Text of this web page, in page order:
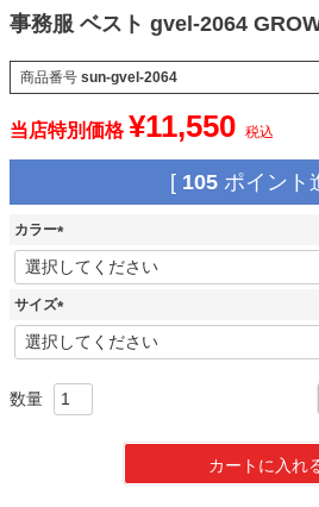
事務服 ベスト gvel-2064
商品番号 sun-gvel-2064
当店特別価格 ¥11,550 税込
[ 105 ポイント
カラー
(
必
須
サイズ
(
必
カートに入れ